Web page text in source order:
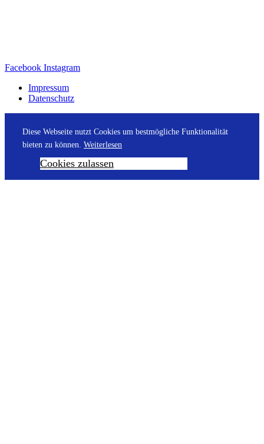
Facebook Instagram
Impressum
Datenschutz
Diese Webseite nutzt Cookies um bestmögliche Funktionalität
bieten zu können. Weiterlesen
Cookies zulassen